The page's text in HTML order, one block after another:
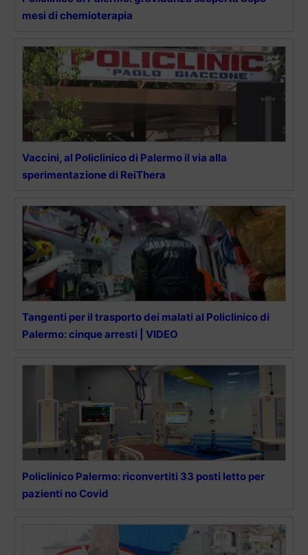
mesi di chemioterapia
Vaccini, al Policlinico di Palermo il via alla
sperimentazione di ReiThera
Tangenti per il trasporto dei malati al Policlinico di
Palermo: cinque arresti | VIDEO
Policlinico Palermo: riconvertiti 33 posti letto per
pazienti no Covid